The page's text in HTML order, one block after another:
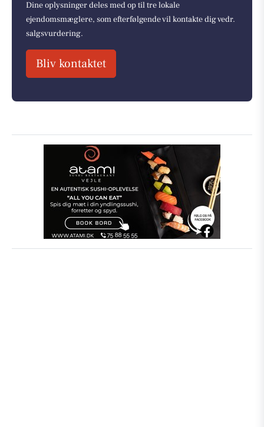
Dine oplysninger deles med op til tre lokale
ejendomsmæglere, som efterfølgende vil kontakte dig vedr.
salgsvurdering.
Bliv kontaktet